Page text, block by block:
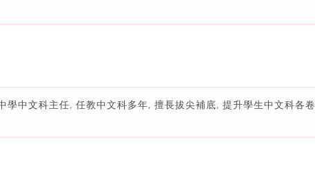
學中文科主任, 任教中文科多年, 擅長拔尖補底, 提升學生中文科各卷